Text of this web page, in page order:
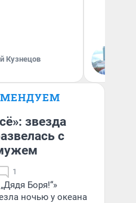
Кузнецов
звезда
с
1
Боря!“»
ночью у океана